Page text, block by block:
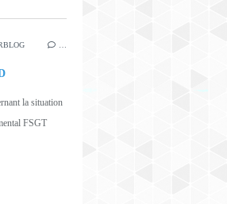
la situation
FSGT